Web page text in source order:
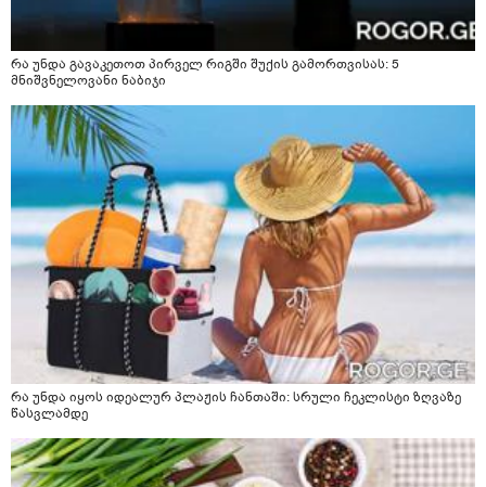
რა უნდა გავაკეთოთ პირველ რიგში შუქის გამორთვისას: 5
მნიშვნელოვანი ნაბიჯი
რა უნდა იყოს იდეალურ პლაჟის ჩანთაში: სრული ჩეკლისტი ზღვაზე
წასვლამდე